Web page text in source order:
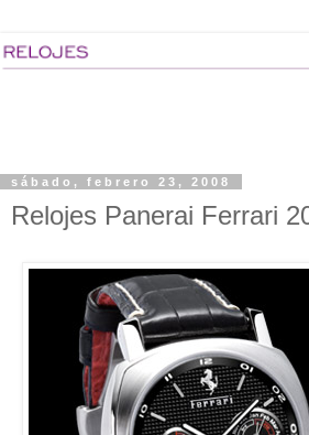
sábado, febrero 23, 2008
Relojes Panerai Ferrari